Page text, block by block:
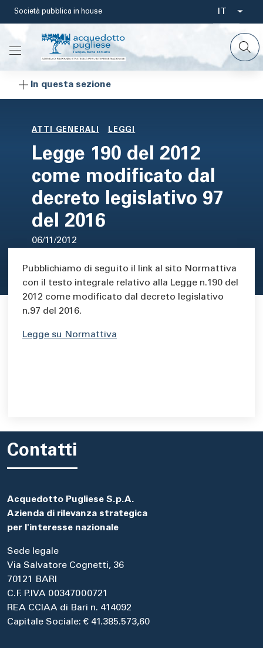
Salta
contenuto
principale
Società pubblica in house
Select
your
IT
In questa sezione
ATTI GENERALI LEGGI
Legge 190 del 2012
come modificato dal
decreto legislativo 97
del 2016
06/11/2012
Area di testo
Pubblichiamo di seguito il link al sito Normattiva
con il testo integrale relativo alla Legge n.190 del
2012 come modificato dal decreto legislativo
n.97 del 2016.
Legge su Normattiva
Contatti
Acquedotto Pugliese S.p.A.
Azienda di rilevanza strategica
per l'interesse nazionale
Sede legale
Via Salvatore Cognetti, 36
70121 BARI
C.F. P.IVA 00347000721
REA CCIAA di Bari n. 414092
Capitale Sociale: € 41.385.573,60